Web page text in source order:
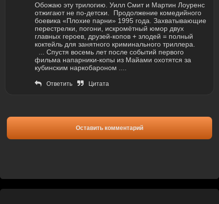
Обожаю эту трилогию. Уилл Смит и Мартин Лоуренс
отжигают не по-детски. Продолжение комедийного
боевика «Плохие парни» 1995 года. Захватывающие
перестрелки, погони, искромётный юмор двух
главных героев, друзей-копов + злодей = полный
коктейль для занятного криминального триллера.
... Спустя восемь лет после событий первого
фильма напарники-копы из Майами охотятся за
кубинским наркобароном ....
Ответить Цитата
Оставить комментарий